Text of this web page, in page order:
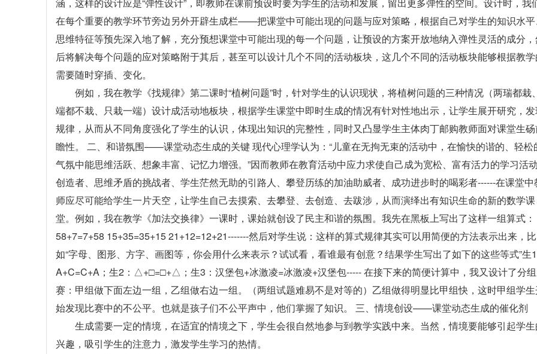
在每个重要的教学环节旁边另外开辟生成栏——把课堂中可能出现的问题与应对策略，根据自己对学生的知识水平
思维特征等预先深入地了解，充分预想课堂中可能出现的每一个问题，让预设的方案开放地纳入弹性灵活的成分
后将解决每个问题的应对策略附于其后，甚至可以设计几个不同的活动板块，这几个不同的活动板块能够根据教
需要随时穿插、变化。
例如，我在教学《找规律》第二课时“植树问题”时，针对学生的认识现状，将植树问题的三种情况（两瑞都栽
端都不栽、只栽一端）设计成活动地板块，根据学生课堂中即时生成的情况有针对性地出示，让学生展开研究，
规律，从而从不同角度强化了学生的认识，体现出知识的完整性，同时又凸显学生主体肉丁邮购教师面对课堂生
瞻性。 二、和谐氛围——课堂动态生成的关键 现代心理学认为：“儿童在无拘无束的活动中，在愉快的谐的、轻松
气氛中能思维活跃、想象丰富、记忆力增强。”因而教师在教育活动中应力求使自己成为宽松、富有活力的学习活
创造者、思维矛盾的挑战者、学生茫然无助的引路人、攀登历练的加油助威者、成功进步时的喝彩者------在课堂中
师应尽可能给学生一片天空，让学生自己去摸索、去攀登、去创造、去跋涉，从而演绎出有知识生命的新的数学课
堂。例如，我在教学《加法交换律》一课时，课始就创设了民主和谐的氛围。我先在黑板上写出了这样一组算式：
58+7=7+58 15+35=35+15 21+12=12+21-------然后对学生说：这样的算式规律其实可以用简便的方法表示出来，比
如“字母、图形、方字、画图等，你会用什么来表示？试试看，看谁最有创意？结果学生写出了如下的这些等式”生1
A+C=C+A；生2：△+□=□+△；生3：汉堡包+冰激凌=冰激凌+汉堡包----- 在接下来的简便计算中，我又设计了分
赛：甲组做下面左边一组，乙组做右边一组。（两组试题难易不是对等的）乙组做得明显比甲组快，这时甲组学
始发现比赛中的不公平。也就是孩子们不公平声中，他们掌握了知识。 三、情境创设——课堂动态生成的催化剂
生成需要一定的情境，在适宜的情境之下，学生会很自然地参与到教学实践中来。当然，情境要能够引起学
兴趣，吸引学生的注意力，激发学生学习的热情。